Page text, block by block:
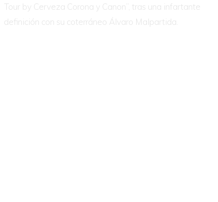
Tour by Cerveza Corona y Canon”, tras una infartante
definición con su coterráneo Álvaro Malpartida.